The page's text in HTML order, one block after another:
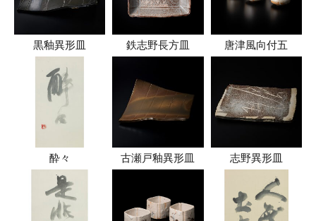
黒釉異形皿 鉄志野長方皿 唐津風向付五
酔々 古瀬戸釉異形皿 志野異形皿